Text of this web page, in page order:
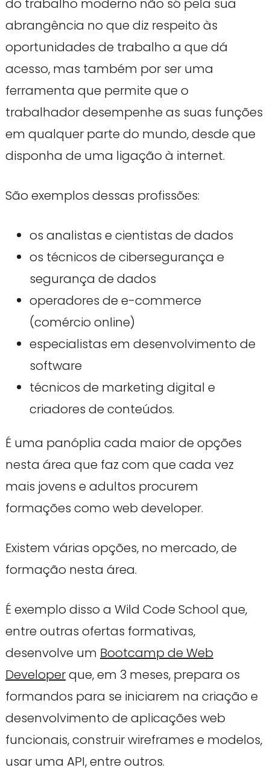
do trabalho moderno não só pela sua
abrangência no que diz respeito às
oportunidades de trabalho a que dá
acesso, mas também por ser uma
ferramenta que permite que o
trabalhador desempenhe as suas funções
em qualquer parte do mundo, desde que
disponha de uma ligação à internet.
São exemplos dessas profissões:
os analistas e cientistas de dados
os técnicos de cibersegurança e
segurança de dados
operadores de e-commerce
(comércio online)
especialistas em desenvolvimento de
software
técnicos de marketing digital e
criadores de conteúdos.
É uma panóplia cada maior de opções
nesta área que faz com que cada vez
mais jovens e adultos procurem
formações como web developer.
Existem várias opções, no mercado, de
formação nesta área.
É exemplo disso a Wild Code School que,
entre outras ofertas formativas,
desenvolve um Bootcamp de Web
Developerque, em 3 meses, prepara os
formandos para se iniciarem na criação e
desenvolvimento de aplicações web
funcionais, construir wireframes e modelos,
usar uma API, entre outros.